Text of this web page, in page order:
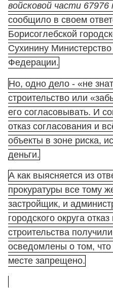
войсковой части
сообщило в своем
Борисоглебской
Сухинину
Федерации.
Но, одно дело - «не
строительство или
его согласовывать. И
отказ согласования и
объекты в зоне риска,
деньги.
А как выясняется из
прокуратуры все тому
застройщик, и
городского округа
строительства
осведомлены о том, что
месте запрещено.